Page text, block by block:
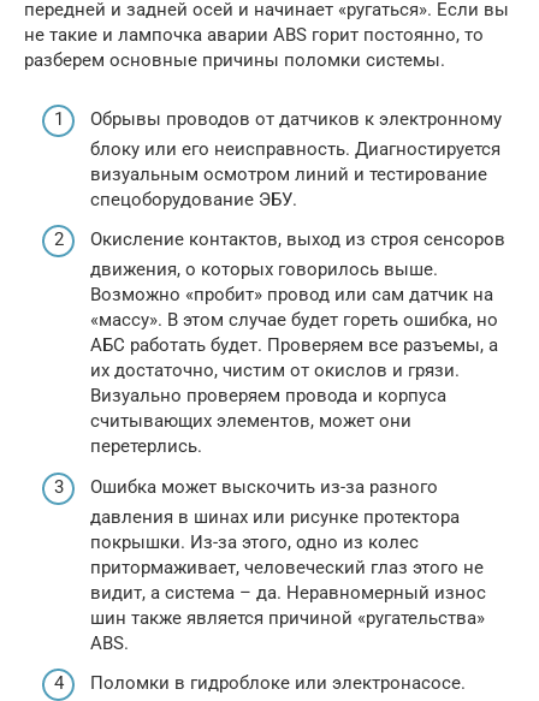
передней и задней осей и начинает «ругаться». Если вы
не такие и лампочка аварии ABS горит постоянно, то
разберем основные причины поломки системы.
Обрывы проводов от датчиков к электронному
блоку или его неисправность. Диагностируется
визуальным осмотром линий и тестирование
спецоборудование ЭБУ.
Окисление контактов, выход из строя сенсоров
движения, о которых говорилось выше.
Возможно «пробит» провод или сам датчик на
«массу». В этом случае будет гореть ошибка, но
АБС работать будет. Проверяем все разъемы, а
их достаточно, чистим от окислов и грязи.
Визуально проверяем провода и корпуса
считывающих элементов, может они
перетерлись.
Ошибка может выскочить из-за разного
давления в шинах или рисунке протектора
покрышки. Из-за этого, одно из колес
притормаживает, человеческий глаз этого не
видит, а система – да. Неравномерный износ
шин также является причиной «ругательства»
ABS.
Поломки в гидроблоке или электронасосе.